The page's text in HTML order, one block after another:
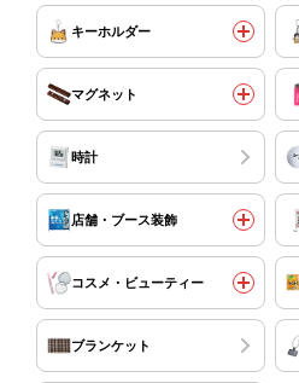
キーホルダー
マグネット
時計
店舗・ブース装飾
コスメ・ビューティー
ブランケット